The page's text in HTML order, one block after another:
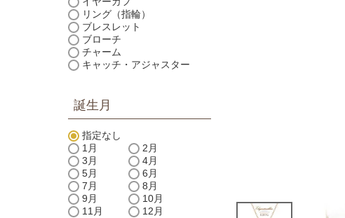
リング（指輪）
ブレスレット
ブローチ
チャーム
キャッチ・アジャスター
誕生月
指定なし
1月
2月
3月
4月
5月
6月
7月
8月
9月
10月
11月
12月